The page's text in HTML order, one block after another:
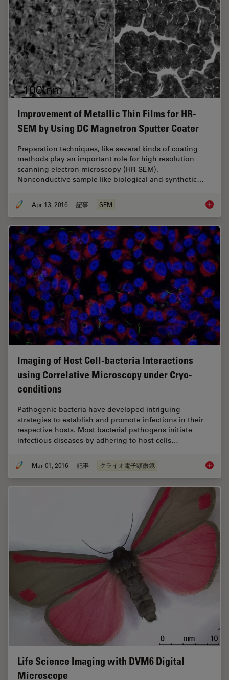
Improvement of Metallic Thin Films for HR-
SEM by Using DC Magnetron Sputter Coater
Preparation techniques, like several kinds of coating
methods play an important role for high resolution
scanning electron microscopy (HR-SEM).
Nonconductive sample like biological and synthetic…
Apr 13, 2016 記事 SEM
Imaging of Host Cell-bacteria Interactions
using Correlative Microscopy under Cryo-
conditions
Pathogenic bacteria have developed intriguing
strategies to establish and promote infections in their
respective hosts. Most bacterial pathogens initiate
infectious diseases by adhering to host cells…
Mar 01, 2016 記事 クライオ電子顕微鏡
Life Science Imaging with DVM6 Digital
Microscope